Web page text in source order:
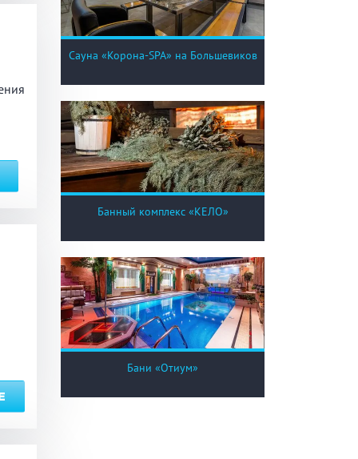
Сауна «Корона-SPA» на Большевиков
Банный комплекс «КЕЛО»
Бани «Отиум»